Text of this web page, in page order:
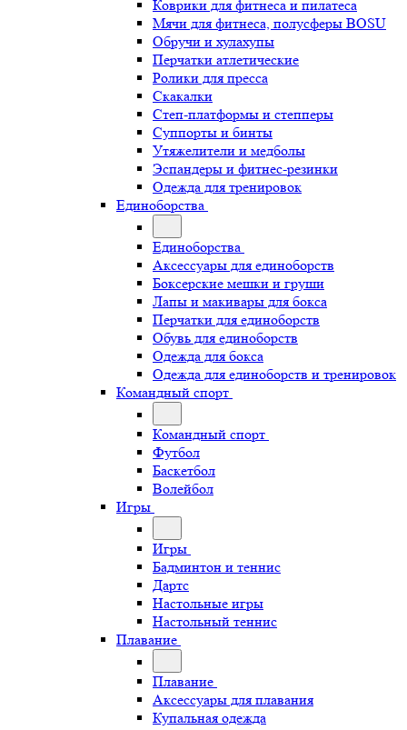
Коврики для фитнеса и пилатеса
Мячи для фитнеса, полусферы BOSU
Обручи и хулахупы
Перчатки атлетические
Ролики для пресса
Скакалки
Степ-платформы и степперы
Суппорты и бинты
Утяжелители и медболы
Эспандеры и фитнес-резинки
Одежда для тренировок
Единоборства
Единоборства
Аксессуары для единоборств
Боксерские мешки и груши
Лапы и макивары для бокса
Перчатки для единоборств
Обувь для единоборств
Одежда для бокса
Одежда для единоборств и тренировок
Командный спорт
Командный спорт
Футбол
Баскетбол
Волейбол
Игры
Игры
Бадминтон и теннис
Дартс
Настольные игры
Настольный теннис
Плавание
Плавание
Аксессуары для плавания
Купальная одежда